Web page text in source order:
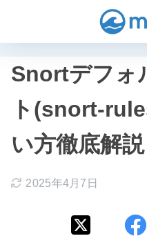
Snortデフォ
ト(snort-
い方徹底解説
2025年4月7日